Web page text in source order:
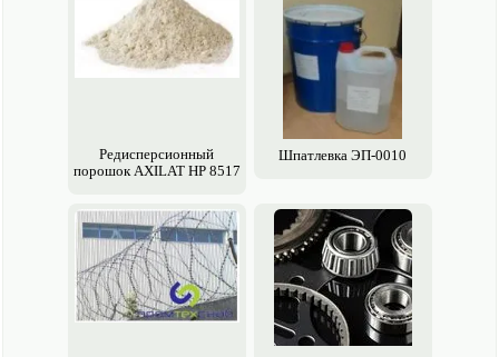
Редисперсионный
порошок AXILAT HP 8517
Шпатлевка ЭП-0010